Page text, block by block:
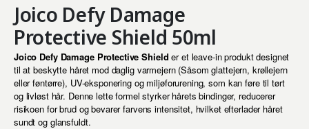
Joico Defy Damage
Protective Shield 50ml
Joico Defy Damage Protective Shield er et leave-in produkt designet
til at beskytte håret mod daglig varmejern (Såsom glattejern, krøllejern
eller føntørre), UV-eksponering og miljøforurening, som kan føre til tørt
og livløst hår. Denne lette formel styrker hårets bindinger, reducerer
risikoen for brud og bevarer farvens intensitet, hvilket efterlader håret
sundt og glansfuldt.